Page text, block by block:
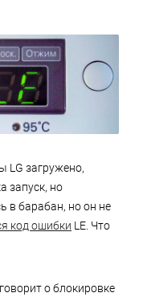
LG загружено,
запуск, но
в барабан, но он не
код ошибки LE. Что
о блокировке